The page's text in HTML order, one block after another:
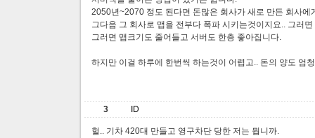
2050년~2070 정도 된다면 돈많은 회사가 새로 만든 회사에
그다음 그 회사로 맵을 전부다 폭파 시키는것이지요.. 그러
그러면 맵크기도 줄어들고 서버도 한층 좋아집니다.
하지만 이걸 하루에 한번씩 하는것이 어렵고.. 돈의 양도 엄
3 ID
헐.. 기차 420대 만들고 영구차단 당한 저는 뭡니까.